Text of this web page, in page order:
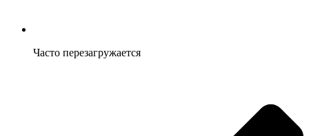
Часто перезагружается